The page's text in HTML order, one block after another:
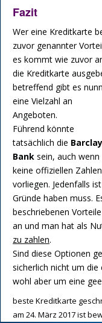
Fazit
Wer eine Kreditkarte
zuvor genannter
es kommt wie zuvor
die Kreditkarte
betreffend gibt es
eine Vielzahl an
Angeboten.
Führend könnte
tatsächlich die Barclay
Bank sein, auch wenn
keine offiziellen Zahlen
vorliegen. Jedenfalls
Gründe haben muss.
beschriebenen
an und man hat als
zu zahlen.
Sind diese Optionen
sicherlich nicht um
wohl aber um eine
beste Kreditkarte
am 24. März 2017ist